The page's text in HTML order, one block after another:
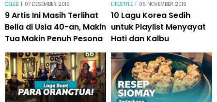
CELEB | 07 DESEMBER 2019
9 Artis Ini Masih Terlihat
Belia di Usia 40-an, Makin
Tua Makin Penuh Pesona
LIFESTYLE | 05 NOVEMBER 2019
10 Lagu Korea Sedih
untuk Playlist Menyayat
Hati dan Kalbu